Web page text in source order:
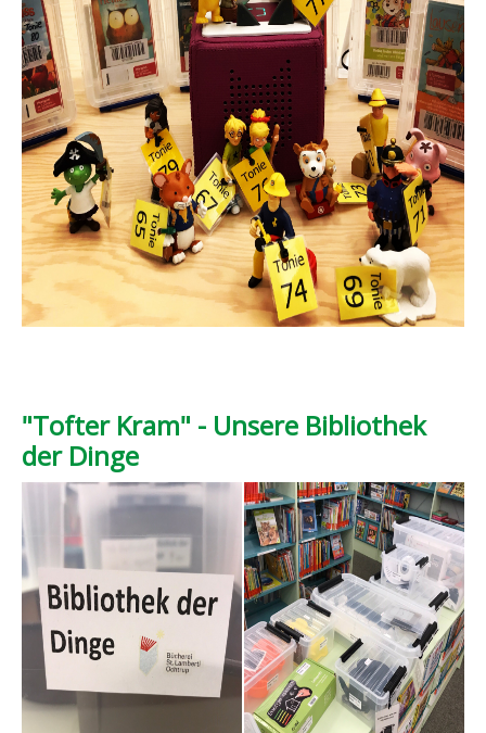
"Tofter Kram" - Unsere Bibliothek
der Dinge